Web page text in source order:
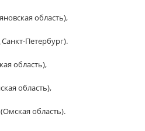
область),
Петербург).
область),
область),
(Омская область).